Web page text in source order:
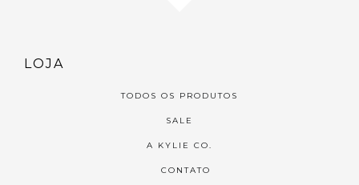
LOJA
TODOS OS PRODUTOS
SALE
A KYLIE CO.
CONTATO